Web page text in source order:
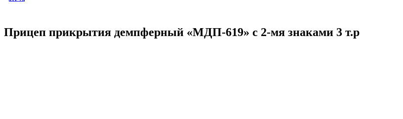
РЕГИЛИРУЕМОЕ «П-
Прицеп прикрытия демпферный «МДП-619» с 2-мя знаками 3 т.р